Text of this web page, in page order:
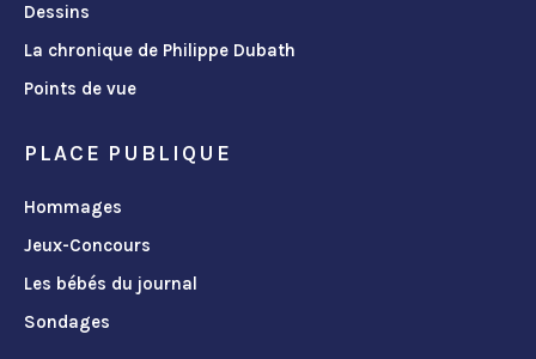
Dessins
La chronique de Philippe Dubath
Points de vue
PLACE PUBLIQUE
Hommages
Jeux-Concours
Les bébés du journal
Sondages